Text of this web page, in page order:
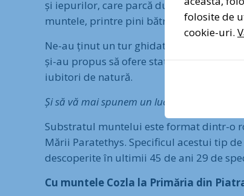
și iepurilor, care parcă duceau spre
muntele, printre pini bătrâni și colorați,
Ne-au ținut un tur ghidat 2 dintre
și-au propus să ofere statut de arie
iubitori de natură.
Și să vă mai spunem un lucru deosebit
Substratul muntelui este format dintr-o
Mării Paratethys. Specificul acestui tip
descoperite în ultimii 45 de ani 29 de
Cu muntele Cozla la Primăria din
folosite de
cookie-uri.